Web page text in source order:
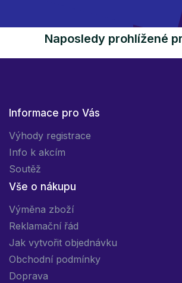
Naposledy prohlížené
Informace pro Vás
Výhody registrace
Info k akcím
Soutěž
Vše o nákupu
Výměna zboží
Reklamační řád
Jak vytvořit objednávku
Obchodní podmínky
Doprava